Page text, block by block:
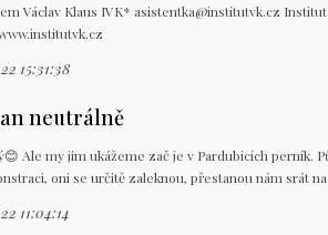
Václav Klaus IVK* asistentka@institutvk.cz Institut
15:31:38
neutrálně
Ale my jim ukážeme zač je v Pardubicích perník.
oni se určitě zaleknou, přestanou nám srát
11:04:14